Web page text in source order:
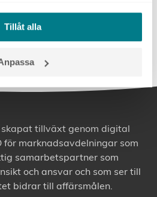
Tillåt alla
tillväxt genom digital
för marknadsavdelningar som
samarbetspartner som
och ansvar och som ser till
bidrar till affärsmålen.